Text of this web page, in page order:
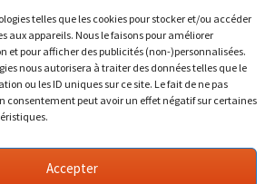
telles que les cookies pour stocker et/ou accéder
aux appareils. Nous le faisons pour améliorer
et pour afficher des publicités (non-)personnalisées.
nous autorisera à traiter des données telles que le
ou les ID uniques sur ce site. Le fait de ne pas
consentement peut avoir un effet négatif sur certaines
Accepter
j'ai commencé à partager ma passion sur
au travers d'un blog qui a connu un relatif
de prendre mon autonomie et me lancer
l'Automobile Ancienne.